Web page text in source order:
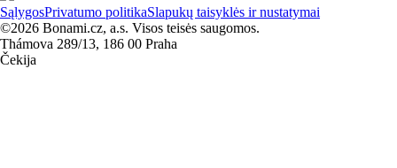
SąlygosPrivatumo politikaSlapukų taisyklės ir nustatymai
©2026 Bonami.cz, a.s. Visos teisės saugomos.
Thámova 289/13, 186 00 Praha
Čekija